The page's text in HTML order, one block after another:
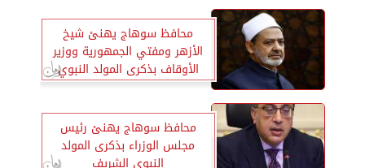
محافظ سوهاج يهنئ شيخ
الأزهر ومفتي الجمهورية ووزير
الأوقاف بذكرى المولد النبوي
الشريف
محافظ سوهاج يهنئ رئيس
مجلس الوزراء بذكرى المولد
النبوي الشريف